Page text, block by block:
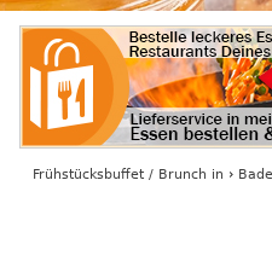
Frühstücksbuffet / Brunch in ›